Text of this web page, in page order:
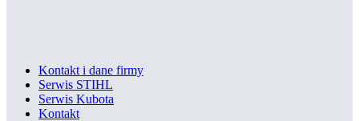
Kontakt i dane firmy
Serwis STIHL
Serwis Kubota
Kontakt